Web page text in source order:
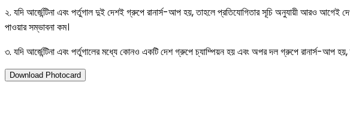
২. যদি আর্জেন্টিনা এবং পর্তুগাল দুই দেশই গ্রুপে রানার্স-আপ হয়, তাহলে প্রতিযোগিতার সূচি অনুযায়ী আরও আগেই
পাওয়ার সম্ভাবনা কম।
৩. যদি আর্জেন্টিনা এবং পর্তুগালের মধ্যে কোনও একটি দেশ গ্রুপে চ্যাম্পিয়ন হয় এবং অপর দল গ্রুপে রানার্স-আপ হয়,
Download Photocard